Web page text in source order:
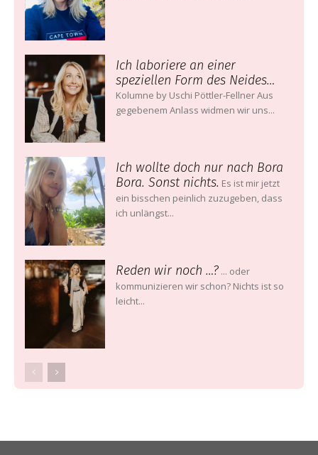
Ich laboriere an einer
speziellen Form des Neides…
Kolumne by Uschi Pöttler-Fellner Aus
gegebenem Anlass widmen wir uns...
Ich wollte doch nur nach Bora
Bora. Sonst nichts. Es ist mir jetzt
ein bisschen peinlich zuzugeben, dass
ich unlängst...
Reden wir noch …? ... oder
kommunizieren wir schon? Nichts ist so
leicht...